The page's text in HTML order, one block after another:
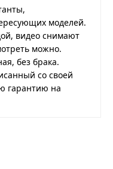
моделей.
видео снимают
можно.
без брака.
со своей
гарантию на